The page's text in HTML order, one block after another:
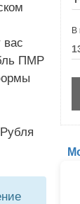
вас
ПМР
В